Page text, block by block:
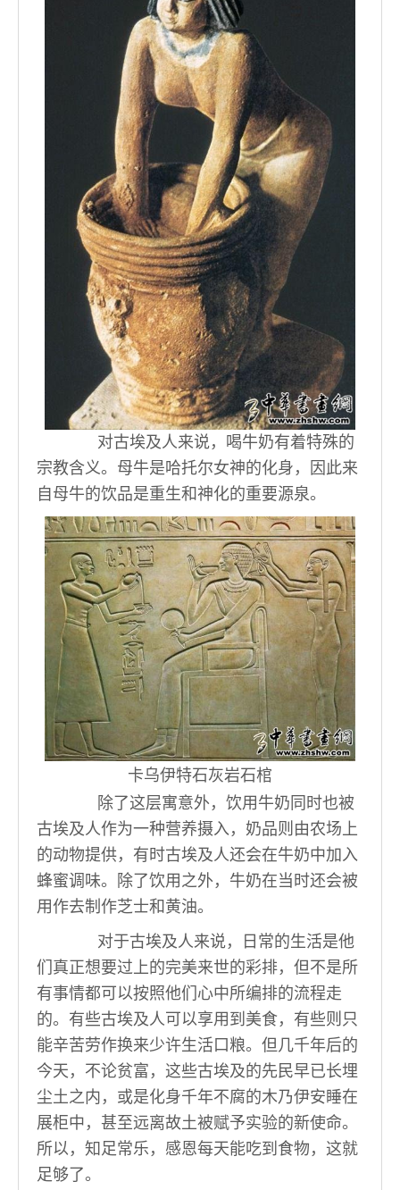
对古埃及人来说，喝牛奶有着特殊的
宗教含义。母牛是哈托尔女神的化身，因此来
自母牛的饮品是重生和神化的重要源泉。
卡乌伊特石灰岩石棺
除了这层寓意外，饮用牛奶同时也被
古埃及人作为一种营养摄入，奶品则由农场上
的动物提供，有时古埃及人还会在牛奶中加入
蜂蜜调味。除了饮用之外，牛奶在当时还会被
用作去制作芝士和黄油。
对于古埃及人来说，日常的生活是他
们真正想要过上的完美来世的彩排，但不是所
有事情都可以按照他们心中所编排的流程走
的。有些古埃及人可以享用到美食，有些则只
能辛苦劳作换来少许生活口粮。但几千年后的
今天，不论贫富，这些古埃及的先民早已长埋
尘土之内，或是化身千年不腐的木乃伊安睡在
展柜中，甚至远离故土被赋予实验的新使命。
所以，知足常乐，感恩每天能吃到食物，这就
足够了。